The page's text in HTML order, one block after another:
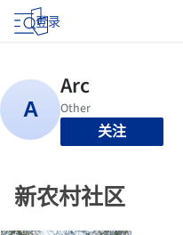
登录
关注
新农村社区